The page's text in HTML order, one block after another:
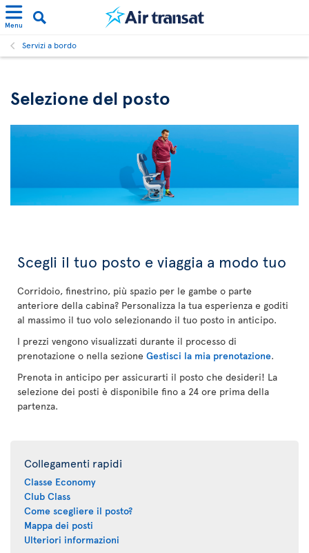
Menu
Servizi a bordo
Selezione del posto
Scegli il tuo posto e viaggia a modo tuo
Corridoio, finestrino, più spazio per le gambe o parte
anteriore della cabina? Personalizza la tua esperienza e goditi
al massimo il tuo volo selezionando il tuo posto in anticipo.
I prezzi vengono visualizzati durante il processo di
prenotazione o nella sezione Gestisci la mia prenotazione.
Prenota in anticipo per assicurarti il posto che desideri! La
selezione dei posti è disponibile fino a 24 ore prima della
partenza.
Collegamenti rapidi
Classe Economy
Club Class
Come scegliere il posto?
Mappa dei posti
Ulteriori informazioni